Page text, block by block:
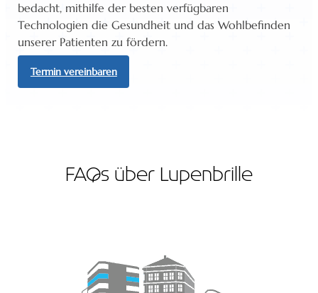
bedacht, mithilfe der besten verfügbaren
Technologien die Gesundheit und das Wohlbefinden
unserer Patienten zu fördern.
Termin vereinbaren
FAQs über Lupenbrille